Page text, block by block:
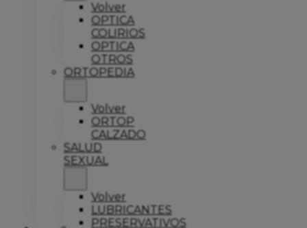
Volver
OPTICA
COLIRIOS
OPTICA
OTROS
ORTOPEDIA
Volver
ORTOP
CALZADO
SALUD
SEXUAL
Volver
LUBRICANTES
PRESERVATIVOS